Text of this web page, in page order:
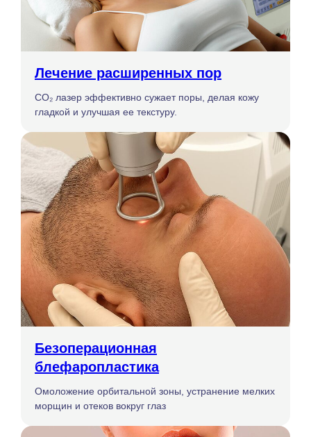
Лечение расширенных пор
CO₂ лазер эффективно сужает поры, делая кожу
гладкой и улучшая ее текстуру.
Безоперационная
блефаропластика
Омоложение орбитальной зоны, устранение мелких
морщин и отеков вокруг глаз